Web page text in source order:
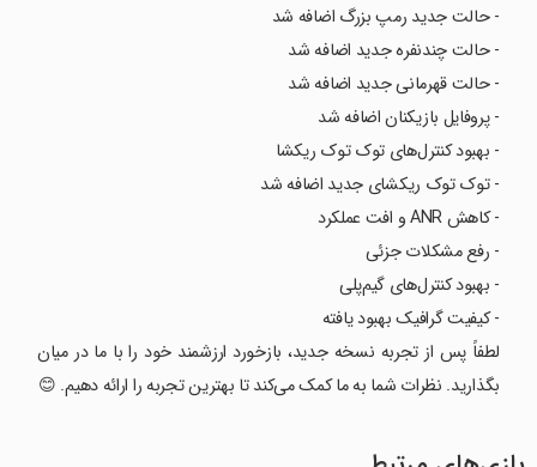
- حالت جدید رمپ بزرگ اضافه شد
- حالت چندنفره جدید اضافه شد
- حالت قهرمانی جدید اضافه شد
- پروفایل بازیکنان اضافه شد
- بهبود کنترل‌های توک توک ریکشا
- توک توک ریکشای جدید اضافه شد
- کاهش ANR و افت عملکرد
- رفع مشکلات جزئی
- بهبود کنترل‌های گیم‌پلی
- کیفیت گرافیک بهبود یافته
لطفاً پس از تجربه نسخه جدید، بازخورد ارزشمند خود را با ما در میان
بگذارید. نظرات شما به ما کمک می‌کند تا بهترین تجربه را ارائه دهیم. 😊